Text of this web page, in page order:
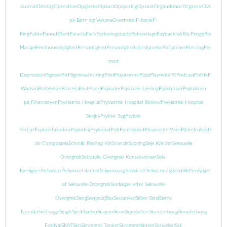
JournalOnsdagOperationOpgivelseOpkastOpsparingOpvaskOrgandonorOrgasmeOvergreb
på Børn og VoksneOvertroiskP-bødeP-
RingPakkePanodil PantParadisParisParkeringsbødePatienklagePaybackIsABitcPenge
Mangel Penthouselejlighed Personlighed PersonlighedsforstyrrelsePhiliphinerPiercingPiercing
mod
Depression PigesexPikPilgrimsvandringPilotPinjekernerPizza Playmobil PliPodcastPolitik
Woman ProblemerProcessPrutPræstPsykiaterPsykiater-LærlingPsykiatrien Psykiatrien
på Finansloven Psykiatrisk Hospital Psykiatrisk Hospital RisskovPsykiatrisk Hospital
SkejbyPsykisk SygPsykisk
SårbarPsykoedukation PsykologPsykopatPub PyntegrøntPårørendePåskePåskefrokostPædofili
de CompostelaSchmitt Riesling VinScor.dkScoringSeje KvinderSeksuelle
OvergrebSeksuelle Overgreb KonsekvenserSelv-
KærlighedSelvmordSelvmordstankerSelvomsorgSelvskadeSelvstændigSelvtillidSenfølger
af Seksuelle OvergrebSenfølger efter Seksuelle
OvergrebSengSengetøjSexSextankerSiden SidstSierra
NevadaSindssygeSingleSjuskSjælenSkagenSkamSkamlæberSkanderborgSkanderborg
Festival SKATSkoSkrammel TankerSkrammeltankerSkrivelystSkt.